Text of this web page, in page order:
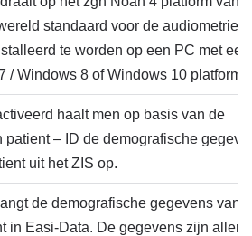
standaard voor de audiometrie)
te worden op een PC met een
/ Windows 8 of Windows 10 platform.
haalt men op basis van de
patient – ID de demografische
uit het ZIS op.
de demografische gegevens van
in Easi-Data. De gegevens zijn allen